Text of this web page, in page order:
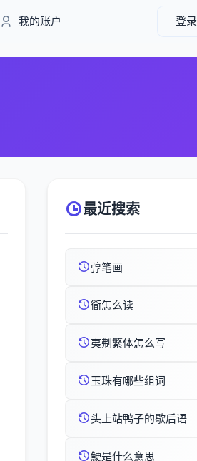
我的账户 登录
最近搜索
弴笔画
衟怎么读
夷刜繁体怎么写
玉珠有哪些组词
头上站鸭子的歇后语
鯁是什么意思